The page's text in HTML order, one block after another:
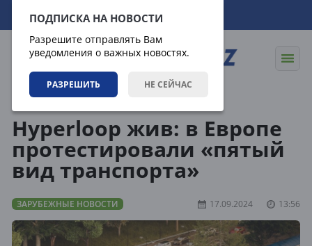
ПОДПИСКА НА НОВОСТИ
Разрешите отправлять Вам
уведомления о важных новостях.
РАЗРЕШИТЬ НЕ СЕЙЧАС
07.08.2026 07:18:28
Hyperloop жив: в Европе
протестировали «пятый
вид транспорта»
ЗАРУБЕЖНЫЕ НОВОСТИ 17.09.2024 13:56